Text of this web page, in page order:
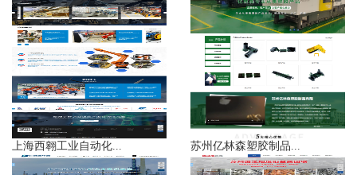
上海西翱工业自动化... 苏州亿林森塑胶制品...